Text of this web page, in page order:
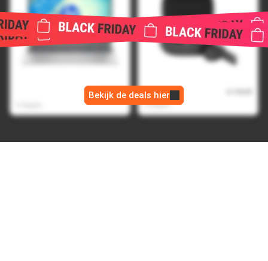
€ 715,00
€ 639,00 3 dagen
Bekijk de deals hier